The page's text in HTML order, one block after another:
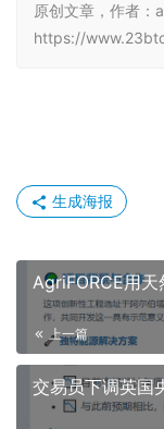
原创文章，作者：
https://
生成海报
AgriFORCE用
上一篇
交易员下调英国